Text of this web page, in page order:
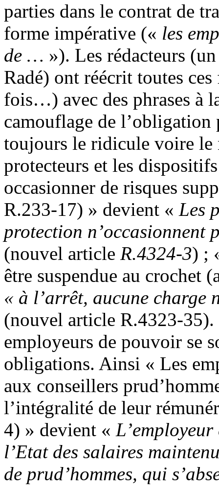
parties dans le contrat de
forme impérative (« les
de … »). Les rédacteurs
Radé) ont réécrit toutes
fois…) avec des phrases à
camouflage de l’obligation
toujours le ridicule voire le
protecteurs et les
occasionner de risques
R.233-17) » devient « Les
protection n’occasionnent
(nouvel article R.4324-3) ;
être suspendue au crochet
« à l’arrêt, aucune charge
(nouvel article R.4323-
employeurs de pouvoir se
obligations. Ainsi « Les
aux conseillers
l’intégralité de leur
4) » devient «
l’Etat des salaires
de prud’hommes, qui